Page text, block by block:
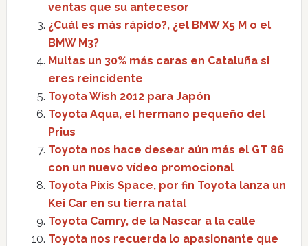
ventas que su antecesor
¿Cuál es más rápido?, ¿el BMW X5 M o el
BMW M3?
Multas un 30% más caras en Cataluña si
eres reincidente
Toyota Wish 2012 para Japón
Toyota Aqua, el hermano pequeño del
Prius
Toyota nos hace desear aún más el GT 86
con un nuevo vídeo promocional
Toyota Pixis Space, por fin Toyota lanza un
Kei Car en su tierra natal
Toyota Camry, de la Nascar a la calle
Toyota nos recuerda lo apasionante que